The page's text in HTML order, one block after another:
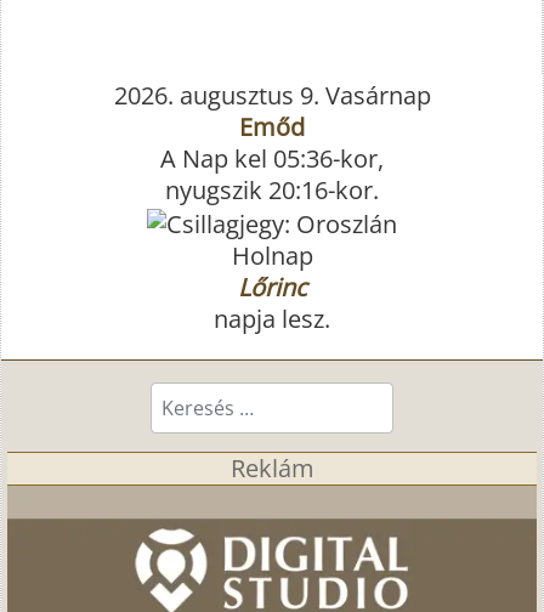
2026. augusztus 9. Vasárnap
Emőd
A Nap kel 05:36-kor,
nyugszik 20:16-kor.
Holnap
Lőrinc
napja lesz.
Keresés...
Reklám